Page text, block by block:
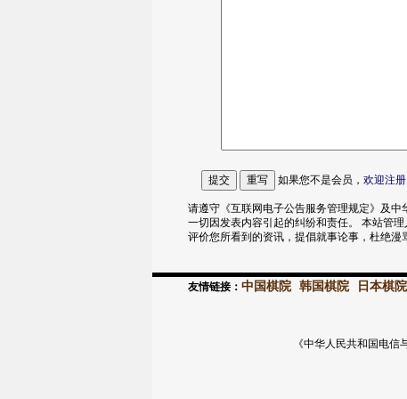
如果您不是会员， 欢迎注册
请遵守《互联网电子公告服务管理规定》及
一切因发表内容引起的纠纷和责任。 本站管
评价您所看到的资讯，提倡就事论事，杜绝漫
友情链接： 中国棋院 韩国棋院 日本棋院
《中华人民共和国电